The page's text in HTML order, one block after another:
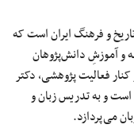
و فرهنگ ایران است که
و آموزشِ دانش‌پژوهان
فعالیت پژوهشی، دکتر
و به تدریس زبان و
می‌پردازد.